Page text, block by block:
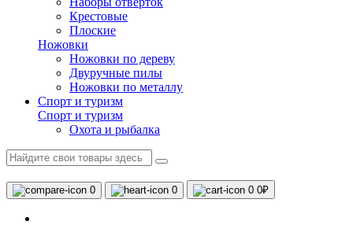
Крестовые
Плоские
Ножовки
Ножовки по дереву
Двуручные пилы
Ножовки по металлу
Спорт и туризм
Спорт и туризм
Охота и рыбалка
0 0 0 0₽